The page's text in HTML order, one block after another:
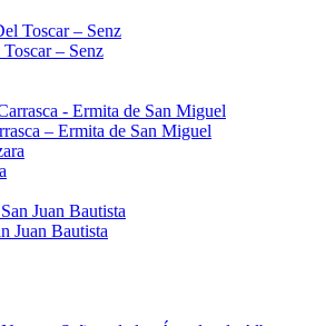
– Senz
– Ermita de San Miguel
Juan Bautista